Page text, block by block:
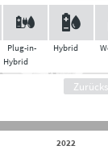
Plug-in-
Hybrid
Hybrid
2022